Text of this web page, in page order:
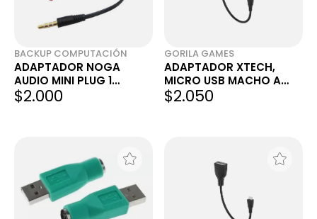
BACKUP COMPUTACIÓN
ADAPTADOR NOGA
AUDIO MINI PLUG 1
MACHO A 2 HEMBRAS
$2.000
GORILA GAMES
ADAPTADOR XTECH,
MICRO USB MACHO A
USB-A HEMBRA, 1
$2.050